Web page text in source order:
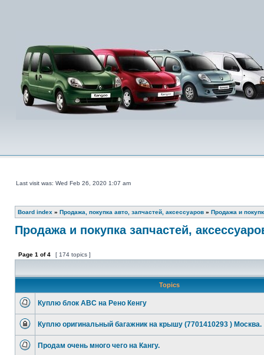
Last visit was: Wed Feb 26, 2020 1:07 am
Board index » Продажа, покупка авто, запчастей, аксессуаров » Продажа и
Продажа и покупка запчастей,
Page 1 of4 [ 174 topics ]
Topics
Куплю блок АВС на Рено Кенгу
Куплю оригинальный багажник на крышу (7701410293 ) Москва.
Продам очень много чего на Кангу.